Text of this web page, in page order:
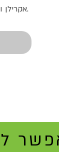
אקרילן וניתן לכביסה עדינה ב 30 מעלות.